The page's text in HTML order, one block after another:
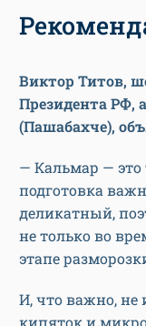
Виктор Титов,
Президента РФ,
(Пашабахче),
— Кальмар — это
подготовка
деликатный,
не только во
этапе
И, что важно, не
кипяток и